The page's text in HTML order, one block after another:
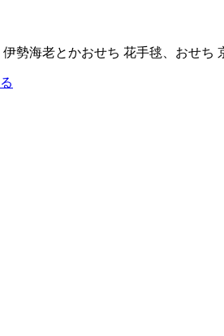
伊勢海老とかおせち 花手毬、おせち